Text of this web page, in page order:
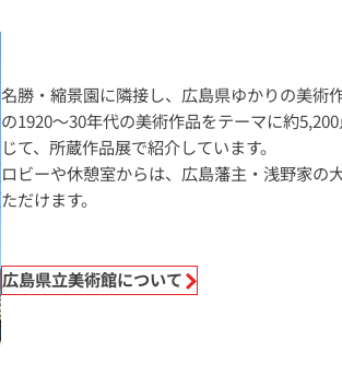
名勝・縮景園に隣接し、広島県ゆかりの美術
の1920～30年代の美術作品をテーマに約
じて、所蔵作品展で紹介しています。
ロビーや休憩室からは、広島藩主・浅野家の
ただけます。
広島県立美術館について